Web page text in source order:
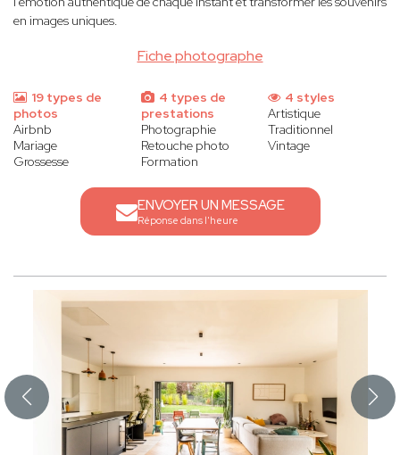
Fiche photographe
en images uniques.
19 types de
photos
Airbnb
Mariage
Grossesse
4 types de
prestations
Photographie
Retouche photo
Formation
4 styles
Artistique
Traditionnel
Vintage
ENVOYER UN MESSAGE
Réponse dans l'heure